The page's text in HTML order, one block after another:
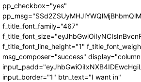
pp_checkbox="yes"
f_title_font_family="467"
f_title_font_line_height="1"
msg_composer="success"
input_border="1" btn_text="I want in"